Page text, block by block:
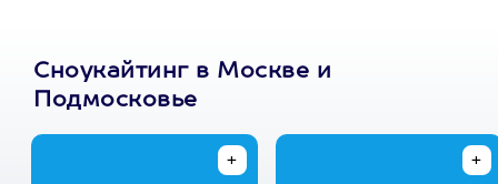
Сноукайтинг в Москве и
Подмосковье